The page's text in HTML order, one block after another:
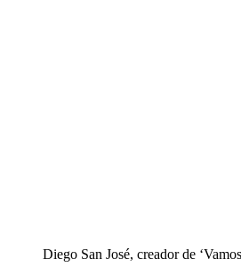
Diego San José, creador de